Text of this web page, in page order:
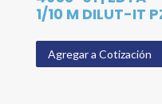
1/10 M DILUT-IT
Agregar a Cotización